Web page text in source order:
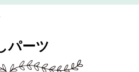
パーツ